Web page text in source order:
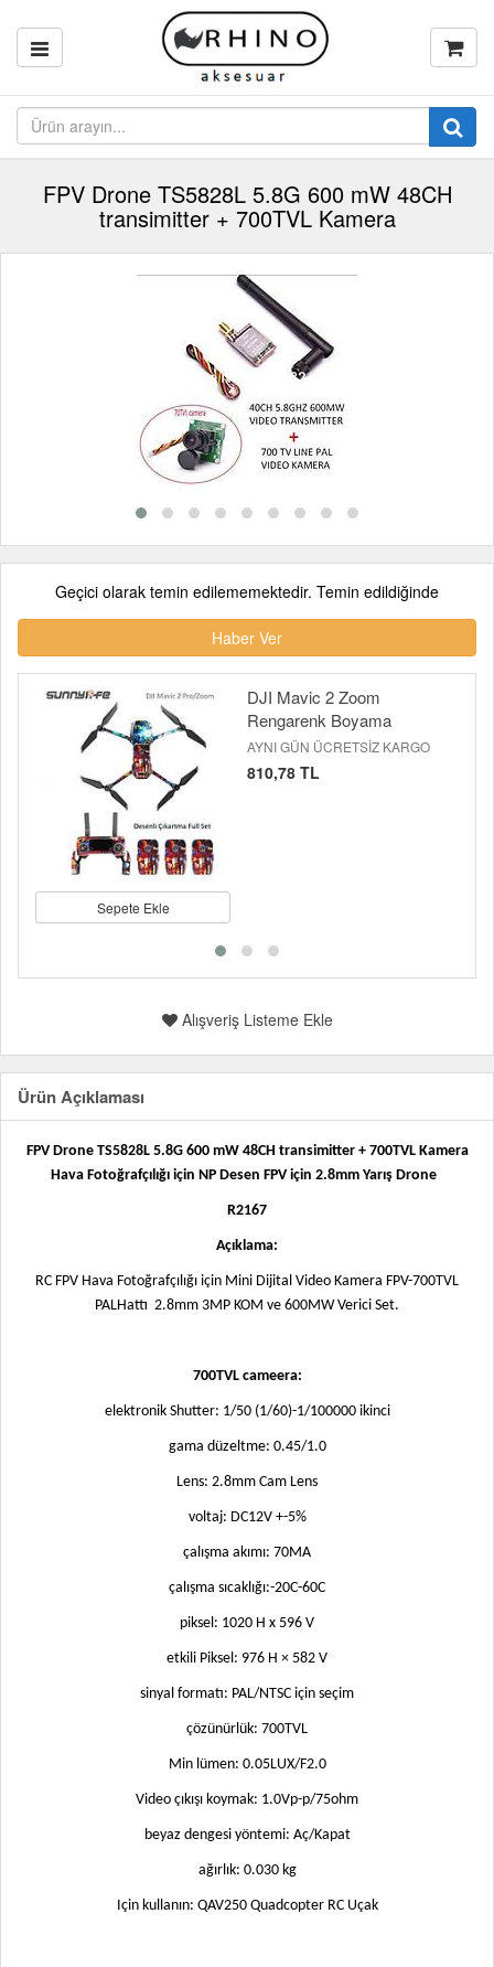
FPV Drone TS5828L 5.8G 600 mW 48CH
transimitter + 700TVL Kamera
Geçici olarak temin edilememektedir. Temin edildiğinde
Haber Ver
Sepete Ekle
DJI Mavic 2 Zoom
Rengarenk Boyama
AYNI GÜN ÜCRETSİZ KARGO
810,78 TL
Alışveriş Listeme Ekle
Ürün Açıklaması
FPV Drone TS5828L 5.8G 600 mW 48CH transimitter + 700TVL Kamera
Hava Fotoğrafçılığı için NP Desen FPV için 2.8mm Yarış Drone
R2167
Açıklama:
RC FPV Hava Fotoğrafçılığı için Mini Dijital Video Kamera FPV-700TVL
PALHattı 2.8mm 3MP KOM ve 600MW Verici Set.
700TVL cameera:
elektronik Shutter: 1/50 (1/60)-1/100000 ikinci
gama düzeltme: 0.45/1.0
Lens: 2.8mm Cam Lens
voltaj: DC12V +-5%
çalışma akımı: 70MA
çalışma sıcaklığı:-20C-60C
piksel: 1020 H x 596 V
etkili Piksel: 976 H × 582 V
sinyal formatı: PAL/NTSC için seçim
çözünürlük: 700TVL
Min lümen: 0.05LUX/F2.0
Video çıkışı koymak: 1.0Vp-p/75ohm
beyaz dengesi yöntemi: Aç/Kapat
ağırlık: 0.030 kg
Için kullanın: QAV250 Quadcopter RC Uçak